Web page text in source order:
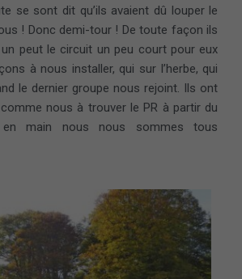
se sont dit qu’ils avaient dû louper le
! Donc demi-tour ! De toute façon ils
peut le circuit un peu court pour eux
à nous installer, qui sur l’herbe, qui
le dernier groupe nous rejoint. Ils ont
nous à trouver le PR à partir du
main nous nous sommes tous